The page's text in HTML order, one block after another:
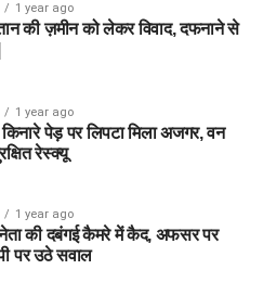
1 year ago
की ज़मीन को लेकर विवाद, दफनाने से
1 year ago
किनारे पेड़ पर लिपटा मिला अजगर, वन
रेस्क्यू
1 year ago
नेता की दबंगई कैमरे में कैद, अफसर पर
पर उठे सवाल